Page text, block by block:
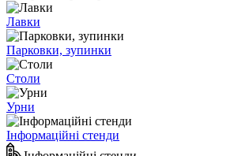
Лавки
Парковки, зупинки
Столи
Урни
Інформаційні стенди